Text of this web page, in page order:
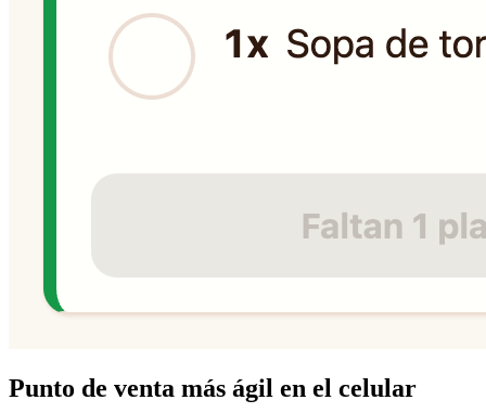
Punto de venta más ágil en el celular